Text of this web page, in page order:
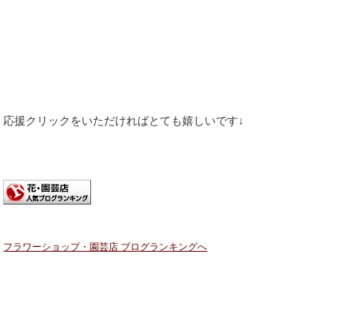
応援クリックをいただければとても嬉しいです↓
フラワーショップ・園芸店 ブログランキングへ